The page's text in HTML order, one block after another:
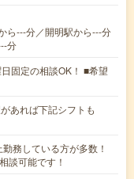
ら---分／開明駅から---分
分
固定の相談OK！ ■希望
あれば下記シフトも
務している方が多数！
談可能です！